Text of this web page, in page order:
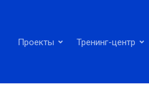
Проекты Тренинг-центр